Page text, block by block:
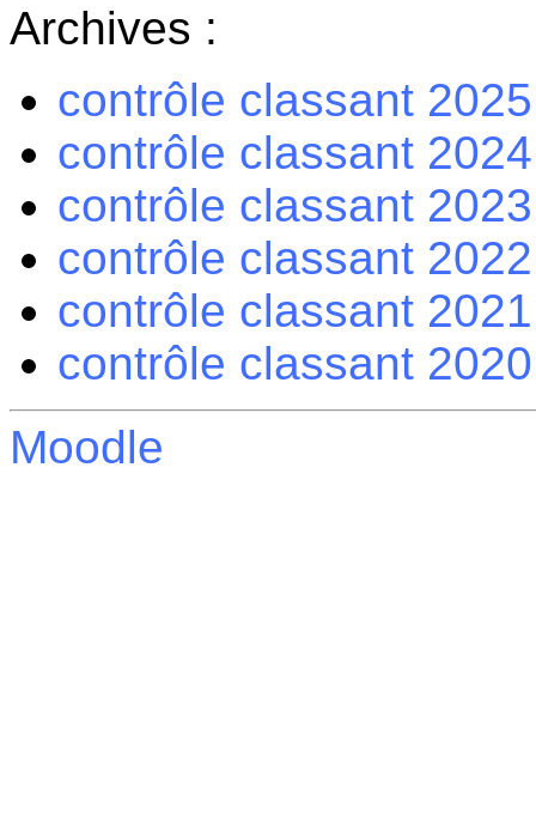
Archives :
contrôle classant 2025
contrôle classant 2024
contrôle classant 2023
contrôle classant 2022
contrôle classant 2021
contrôle classant 2020
Moodle